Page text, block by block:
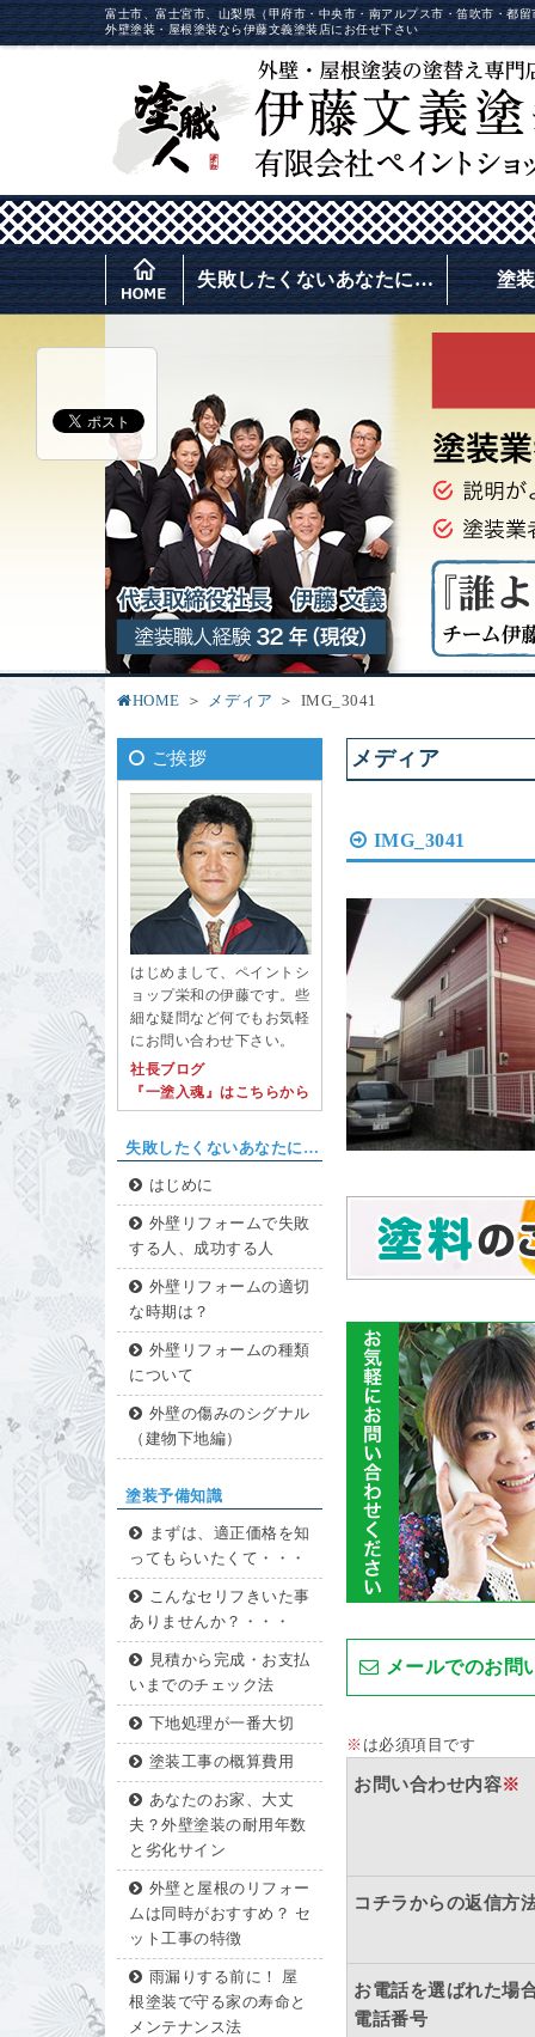
富士市、富士宮市、山梨県（甲府市・中央市・南アルプス市・笛吹市・都
外壁塗装・屋根塗装なら伊藤文義塗装店にお任せ下さい
失敗したくないあなたに… 塗
HOME メディア IMG_3041
ご挨拶
はじめまして、ペイントシ
ョップ栄和の伊藤です。些
細な疑問など何でもお気軽
にお問い合わせ下さい。
社長ブログ
『一塗入魂』はこちらから
失敗したくないあなたに…
はじめに
外壁リフォームで失敗
する人、成功する人
外壁リフォームの適切
な時期は？
外壁リフォームの種類
について
外壁の傷みのシグナル
（建物下地編）
塗装予備知識
まずは、適正価格を知
ってもらいたくて・・・
こんなセリフきいた事
ありませんか？・・・
見積から完成・お支払
いまでのチェック法
下地処理が一番大切
塗装工事の概算費用
あなたのお家、大丈
夫？外壁塗装の耐用年数
と劣化サイン
外壁と屋根のリフォー
ムは同時がおすすめ？ セ
ット工事の特徴
雨漏りする前に！ 屋
根塗装で守る家の寿命と
メンテナンス法
メディア
IMG_3041
メールでのお問
※ は必須項目です
お問い合わせ内容※
コチラからの返信方
お電話を選ばれた場
電話番号